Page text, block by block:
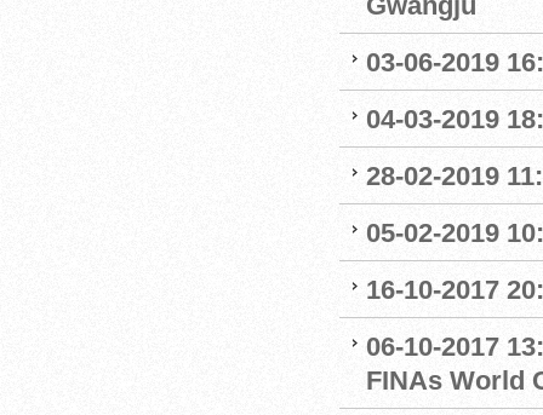
03-06-2019
04-03-2019
28-02-2019
05-02-2019
16-10-2017
06-10-2017
FINAs World